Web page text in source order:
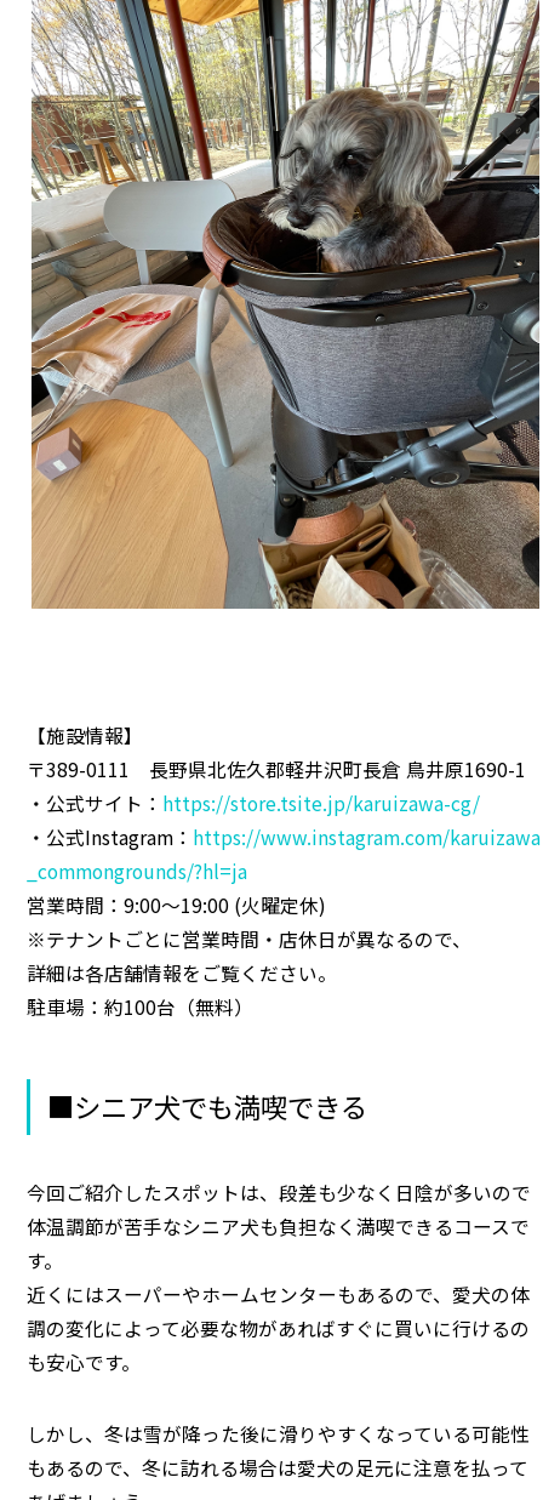
【施設情報】
〒389-0111 長野県北佐久郡軽井沢町長倉 鳥井原1690-1
・公式サイト： https://store.tsite.jp/karuizawa-cg/
・公式Instagram： https://www.instagram.com/karuizawa
_commongrounds/?hl=ja
営業時間：9:00～19:00 (火曜定休)
※テナントごとに営業時間・店休日が異なるので、
詳細は各店舗情報をご覧ください。
駐車場：約100台（無料）
■シニア犬でも満喫できる
今回ご紹介したスポットは、段差も少なく日陰が多いので
体温調節が苦手なシニア犬も負担なく満喫できるコースで
す。
近くにはスーパーやホームセンターもあるので、愛犬の体
調の変化によって必要な物があればすぐに買いに行けるの
も安心です。
しかし、冬は雪が降った後に滑りやすくなっている可能性
もあるので、冬に訪れる場合は愛犬の足元に注意を払って